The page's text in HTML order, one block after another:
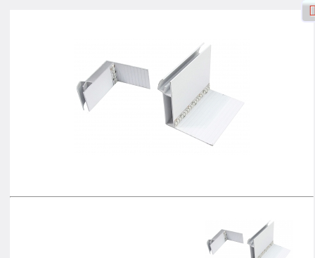
Вход через Facebook